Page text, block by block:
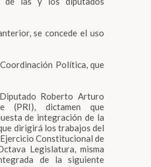
se concede el uso
Política, que
Roberto Arturo
(PRI), dictamen que
de integración de la
dirigirá los trabajos del
Constitucional de
Legislatura, misma
de la siguiente